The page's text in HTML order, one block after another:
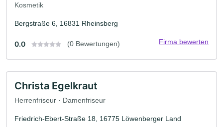
Kosmetik
Bergstraße 6, 16831 Rheinsberg
0.0 (0 Bewertungen) Firma bewerten
Christa Egelkraut
Herrenfriseur · Damenfriseur
Friedrich-Ebert-Straße 18, 16775 Löwenberger Land